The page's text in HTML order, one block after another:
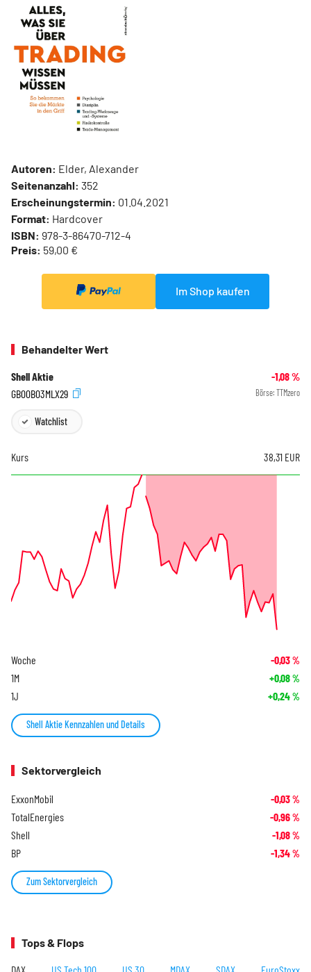
Autoren: Elder, Alexander
Seitenanzahl: 352
Erscheinungstermin: 01.04.2021
Format: Hardcover
ISBN: 978-3-86470-712-4
Preis: 59,00 €
Im Shop kaufen
Behandelter Wert
Shell Aktie -1,08%
GB00B03MLX29
Börse: TTMzero
Watchlist
Kurs 38,31 EUR
Woche -0,03%
1M +0,08%
1J +0,24%
Shell Aktie Kennzahlen und Details
Sektorvergleich
ExxonMobil -0,03%
TotalEnergies -0,96%
Shell -1,08%
BP -1,34%
Zum Sektorvergleich
Tops & Flops